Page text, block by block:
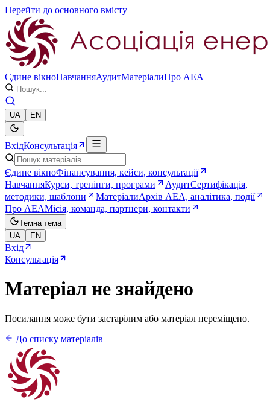
Перейти до основного вмісту
Єдине вікноНавчанняАудитМатеріалиПро AEA
UA EN
ВхідКонсультація
Єдине вікноФінансування, кейси, консультації
НавчанняКурси, тренінги, програми АудитСертифікація,
методики, шаблони
МатеріалиАрхів AEA, аналітика, події
Про AEAМісія, команда, партнери, контакти
Темна тема
UA
EN
Вхід
Консультація
Матеріал не знайдено
Посилання може бути застарілим або матеріал переміщено.
До списку матеріалів